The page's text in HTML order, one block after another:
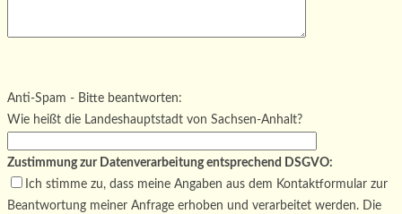
Bitte lasse dieses Feld leer.
Anti-Spam - Bitte beantworten:
Wie heißt die Landeshauptstadt von Sachsen-Anhalt?
Zustimmung zur Datenverarbeitung entsprechend DSGVO:
Ich stimme zu, dass meine Angaben aus dem Kontaktformular zur
Beantwortung meiner Anfrage erhoben und verarbeitet werden. Die